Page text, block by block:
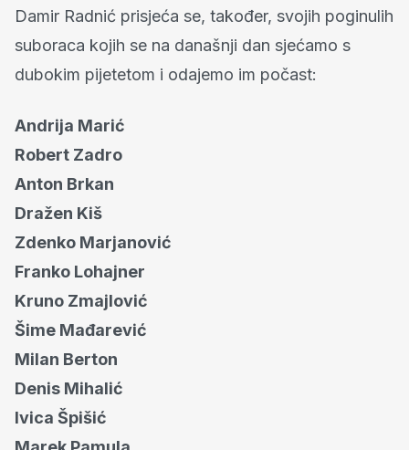
Damir Radnić prisjeća se, također, svojih poginulih
suboraca kojih se na današnji dan sjećamo s
dubokim pijetetom i odajemo im počast:
Andrija Marić
Robert Zadro
Anton Brkan
Dražen Kiš
Zdenko Marjanović
Franko Lohajner
Kruno Zmajlović
Šime Mađarević
Milan Berton
Denis Mihalić
Ivica Špišić